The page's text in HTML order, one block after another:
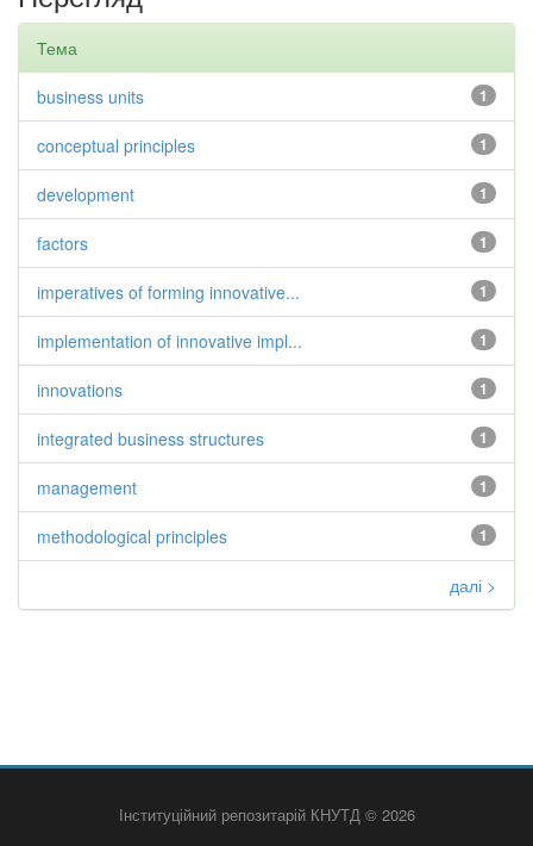
Тема
1
business units
1
conceptual principles
1
development
1
factors
1
imperatives of forming innovative...
1
implementation of innovative impl...
1
innovations
1
integrated business structures
1
management
1
methodological principles
далі >
Інституційний репозитарій КНУТД © 2026